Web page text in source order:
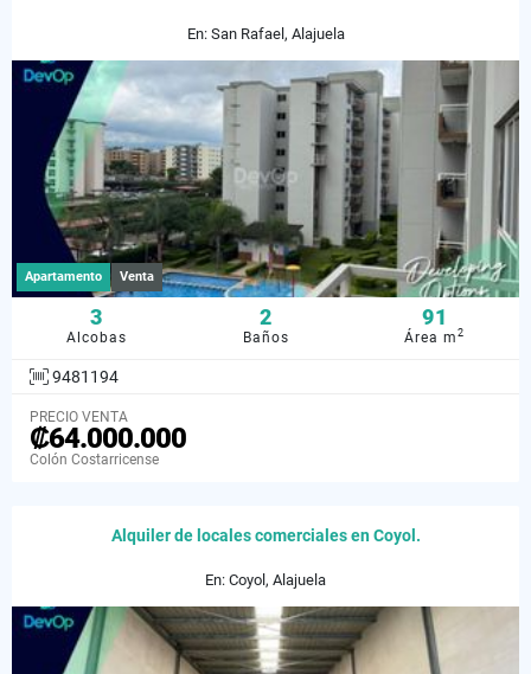
En: San Rafael, Alajuela
Apartamento Venta
3
Alcobas
2
Baños
91
Área m2
9481194
PRECIO VENTA
₡64.000.000
Colón Costarricense
Alquiler de locales comerciales en Coyol.
En: Coyol, Alajuela